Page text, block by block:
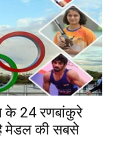
के 24 रणबांकुरे
मेडल की सबसे